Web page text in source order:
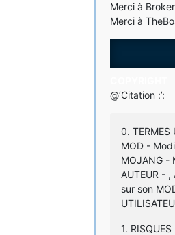
Merci à
Merci à
@‘Citation :’:
0. TERMES
MOD -
MOJANG -
AUTEUR -
sur son
1. RISQUES